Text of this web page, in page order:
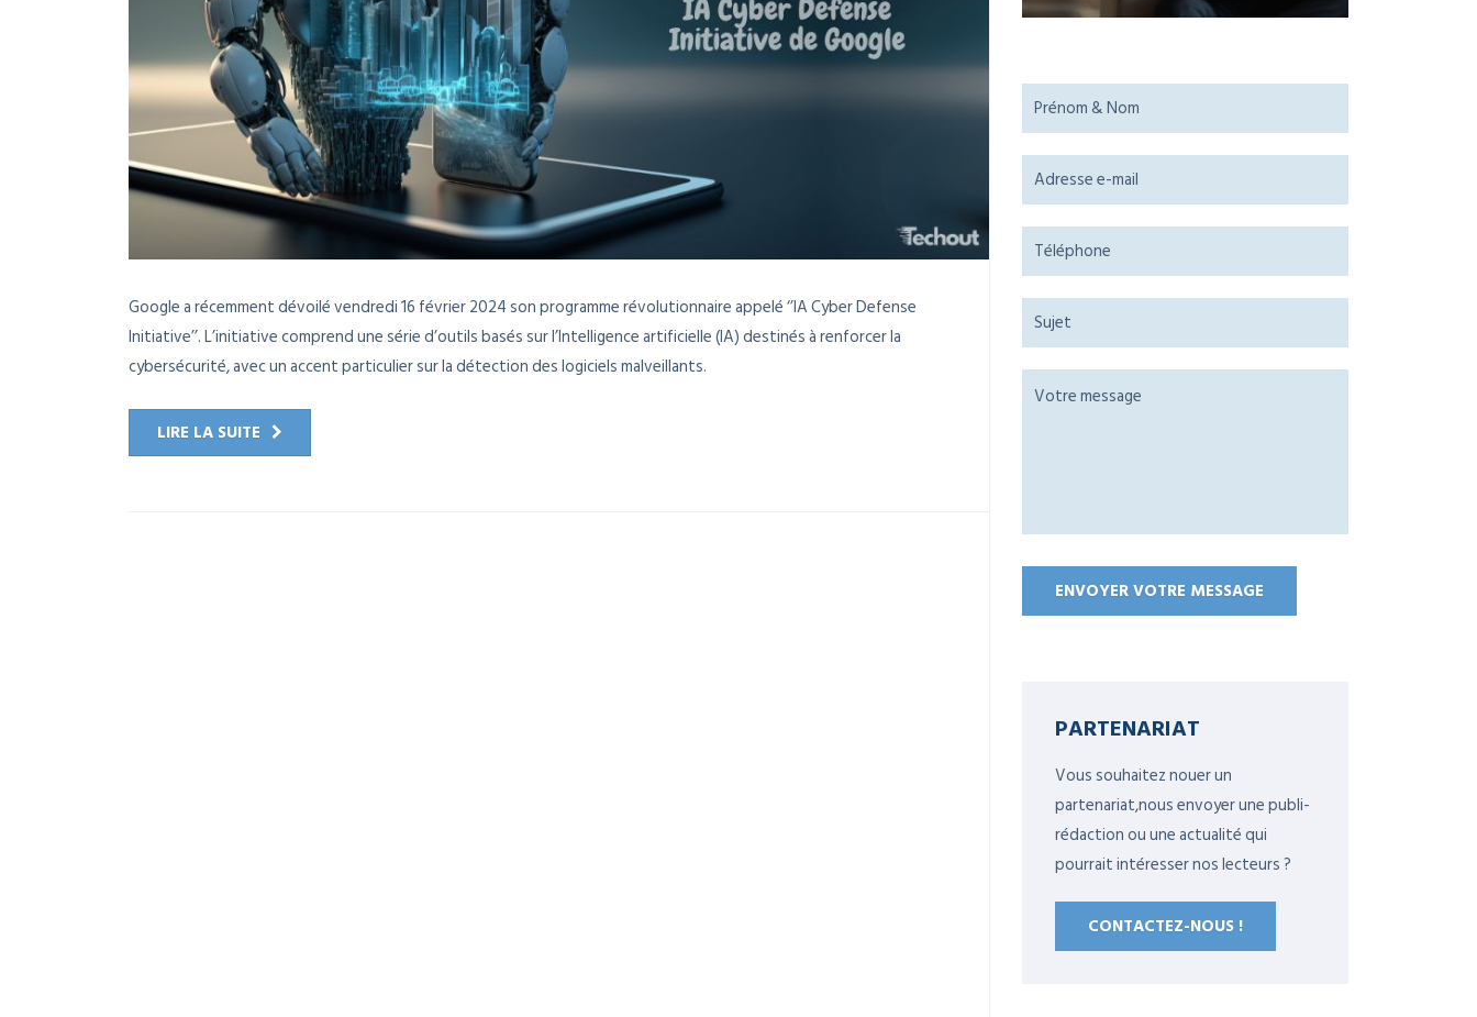
Google a récemment dévoilé vendredi 16 février 2024 son programme révolutionnaire appelé ‘’IA Cyber ​​Defense
Initiative’’. L’initiative comprend une série d’outils basés sur l’Intelligence artificielle (IA) destinés à renforcer la
cybersécurité, avec un accent particulier sur la détection des logiciels malveillants.
LIRE LA SUITE
PARTENARIAT
Vous souhaitez nouer un
partenariat,nous envoyer une publi-
rédaction ou une actualité qui
pourrait intéresser nos lecteurs ?
CONTACTEZ-NOUS !